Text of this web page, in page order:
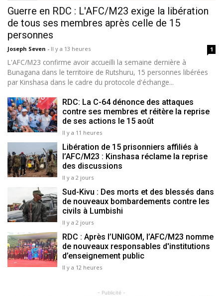
Guerre en RDC : L'AFC/M23 exige la libération
de tous ses membres après celle de 15
personnes
Joseph Seven - Il y a 13 heures 1
L'AFC/M23 confirme avoir accueilli la semaine dernière à
Bunagana dans le territoire de Rutshuru, 15 personnes libérées
par Kinshasa dans le cadre du protocole d'échange...
RDC: La C-64 dénonce des attaques
contre ses membres et réitère la reprise
de ses actions le 15 août
Il y a 11 heures
Libération de 15 prisonniers affiliés à
l’AFC/M23 : Kinshasa réclame la reprise
des discussions
Il y a 2 jours
Sud-Kivu : Des morts et des blessés dans
de nouveaux bombardements contre les
civils à Lumbishi
Il y a 2 jours
RDC : Après l’UNIGOM, l’AFC/M23 nomme
de nouveaux responsables d'institutions
d’enseignement public
Il y a 12 heures
- Publicité -